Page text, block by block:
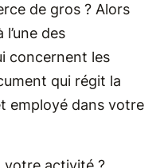
de gros ? Alors
des
concernent les
qui régit la
employé dans votre